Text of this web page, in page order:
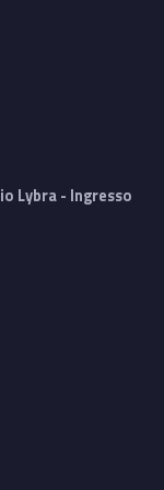
Lybra - Ingresso